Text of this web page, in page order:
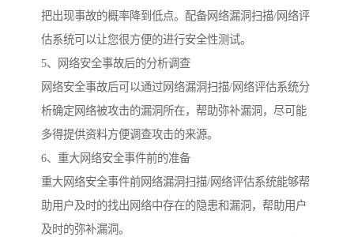
把出现事故的概率降到低点。配备网络漏洞扫描/网络评
估系统可以让您很方便的进行安全性测试。
5、网络安全事故后的分析调查
网络安全事故后可以通过网络漏洞扫描/网络评估系统分
析确定网络被攻击的漏洞所在，帮助弥补漏洞，尽可能
多得提供资料方便调查攻击的来源。
6、重大网络安全事件前的准备
重大网络安全事件前网络漏洞扫描/网络评估系统能够帮
助用户及时的找出网络中存在的隐患和漏洞，帮助用户
及时的弥补漏洞。